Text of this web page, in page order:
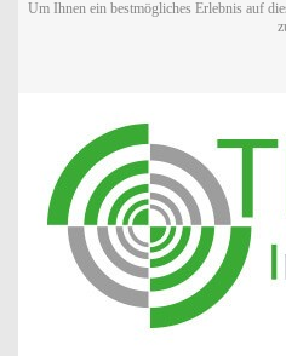
Um Ihnen ein bestmögliches Erlebnis auf